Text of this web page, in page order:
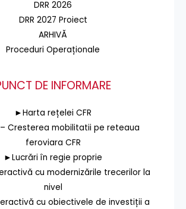
DRR 2026
DRR 2027 Proiect
ARHIVĂ
Proceduri Operaționale
DE INFORMARE
►Harta rețelei CFR
Cresterea mobilitatii pe reteaua
feroviara CFR
►Lucrări în regie proprie
cu modernizările trecerilor la
nivel
cu obiectivele de investiții a